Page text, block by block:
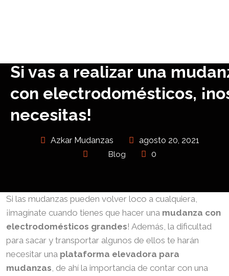
Si vas a realizar una
con electrodomésticos,
necesitas!
Azkar Mudanzas agosto 20, 2021
Blog 0
Si las mudanzas pueden volver loco a cualquiera,
¡imagínate cuando tienes que hacer una mudanza con
electrodomésticos grandes! Además, la dificultad
para sacar y transportar algunos de ellos te harán
necesitar una plataforma elevadora para
mudanzas, de ahí la importancia de contar con una